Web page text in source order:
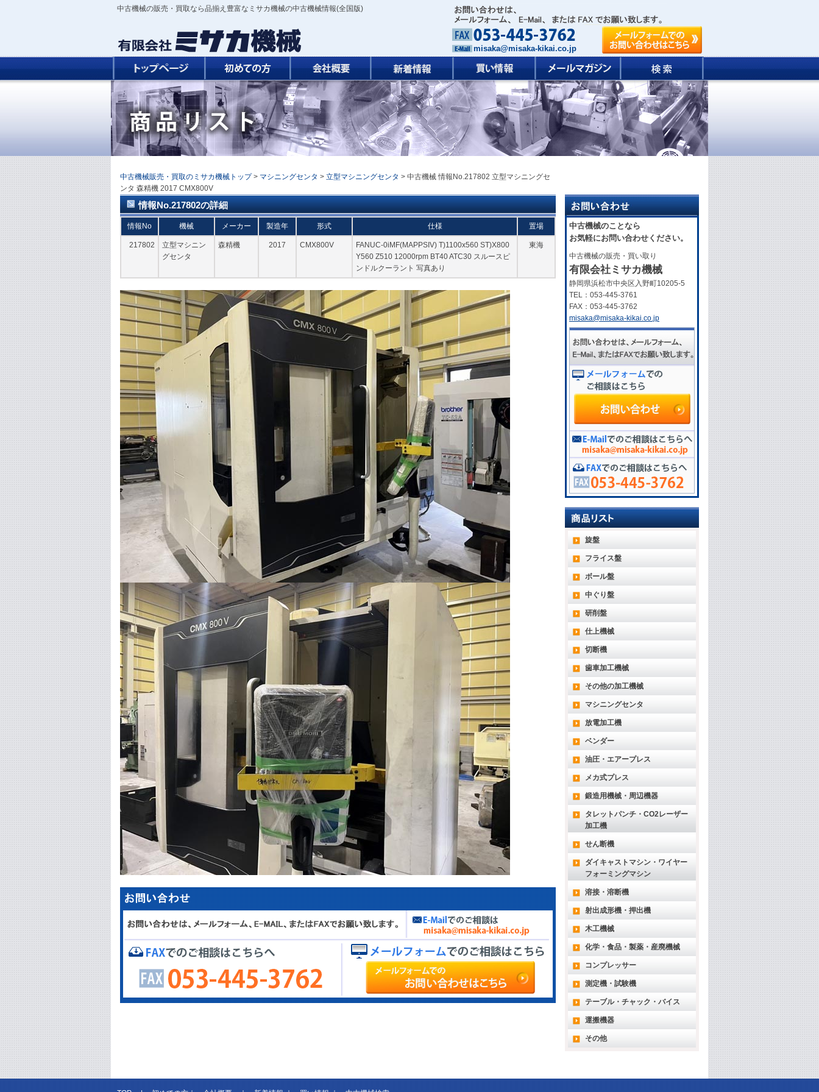
中古機械の販売・買取なら品揃え豊富なミサカ機械の中古機械情報(全国版)
misaka@misaka-kikai.co.jp
中古機械販売・買取のミサカ機械トップ > マシニングセンタ > 立型マシニングセンタ > 中古機械 情報No.217802 立型マシニングセ
ンタ 森精機 2017 CMX800V
情報No.217802の詳細
情報No 機械 メーカー 製造年 形式 仕様 置場
217802
立型マシニン
グセンタ
森精機 2017 CMX800V
FANUC-0iMF(MAPPSIV) T)1100x560 ST)X800
Y560 Z510 12000rpm BT40 ATC30 スルースピ
ンドルクーラント 写真あり
東海
中古機械のことなら
お気軽にお問い合わせください。
中古機械の販売・買い取り
有限会社ミサカ機械
静岡県浜松市中央区入野町10205-5
TEL：053-445-3761
FAX：053-445-3762
misaka@misaka-kikai.co.jp
旋盤
フライス盤
ボール盤
中ぐり盤
研削盤
仕上機械
切断機
歯車加工機械
その他の加工機械
マシニングセンタ
放電加工機
ベンダー
油圧・エアープレス
メカ式プレス
鍛造用機械・周辺機器
タレットパンチ・CO2レーザー
加工機
せん断機
ダイキャストマシン・ワイヤー
フォーミングマシン
溶接・溶断機
射出成形機・押出機
木工機械
化学・食品・製薬・産廃機械
コンプレッサー
測定機・試験機
テーブル・チャック・バイス
運搬機器
その他